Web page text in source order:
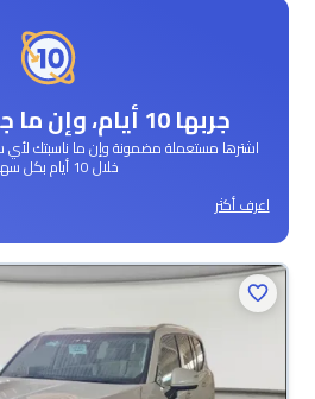
جربها 10 أيام، وإن ما جازتلك رجعها!
اشترها مستعملة مضمونة وإن ما ناسبتك لأي
خلال 10 أيام بكل سهولة!
اعرف أكثر